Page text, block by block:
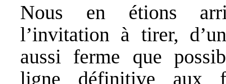
Nous en étions
l’invitation à tirer,
aussi ferme que
ligne définitive aux